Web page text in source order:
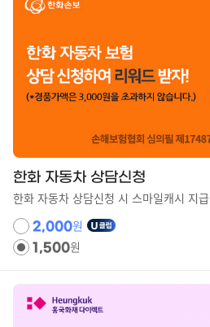
한화 자동차 상담신청
한화 자동차 상담신청 시 스마일캐시 지급
2,000원
1,500원